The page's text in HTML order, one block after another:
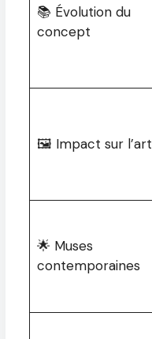
📚 Évolution du
concept
🖼️ Impact sur l’art
🌟 Muses
contemporaines